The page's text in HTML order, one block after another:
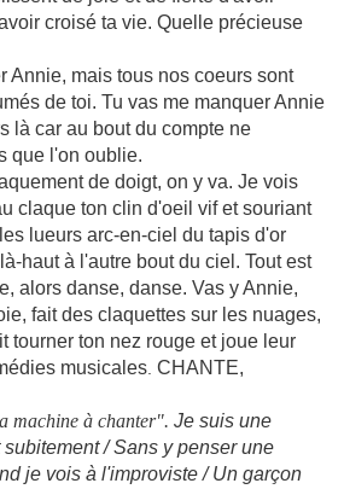
croisé ta vie. Quelle précieuse
Annie, mais tous nos coeurs sont
de toi. Tu vas me manquer Annie
là car au bout du compte ne
que l'on oublie.
de doigt, on y va. Je vois
claque ton clin d'oeil vif et souriant
lueurs arc-en-ciel du tapis d'or
haut à l'autre bout du ciel. Tout est
alors danse, danse. Vas y Annie,
fait des claquettes sur les nuages,
tourner ton nez rouge et joue leur
musicales CHANTE,
machine à chanter". Je suis une
/ Sans y penser une
je vois à l'improviste / Un garçon